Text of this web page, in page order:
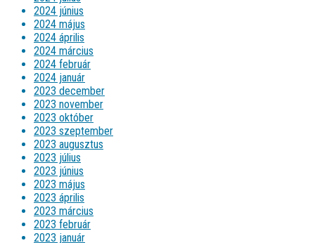
2024 június
2024 május
2024 április
2024 március
2024 február
2024 január
2023 december
2023 november
2023 október
2023 szeptember
2023 augusztus
2023 július
2023 június
2023 május
2023 április
2023 március
2023 február
2023 január